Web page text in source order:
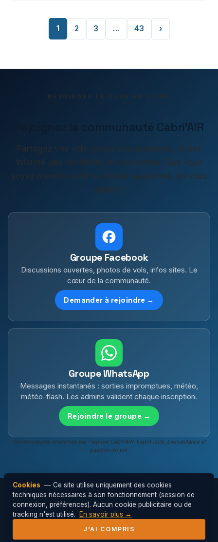
1 2 3 … 43 ›
REJOINDRE LE CLUB EN LIGNE
Rejoignez la communauté Cabri'AIR
Partagez vos vols, posez vos questions, restez
informé des conditions et des sorties. Que vous
soyez membre actif ou simple passionné, on vous
attend !
Groupe Facebook
Discussions ouvertes, photos de vols, infos sites. Le
cœur de la communauté.
Demander à rejoindre →
Groupe WhatsApp
Messages instantanés : sorties impromptues, météo,
météo-flash. Les admins valident chaque inscription.
Rejoindre le groupe →
Communautés modérées par l'équipe Cabri'AIR. Esprit club, bienveillance et
passion du vol.
© 2026 Cabri'AIR — Club de parapente de
l'Hérault ·Mentions légales
Cookies — Ce site utilise uniquement des cookies
techniques nécessaires à son fonctionnement (session de
connexion, préférences). Aucun cookie publicitaire ou de
tracking n'est utilisé.
En savoir plus →
J'AI COMPRIS